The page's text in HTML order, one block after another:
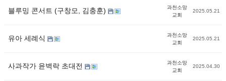
블루밍 콘서트 (구창모, 김충훈)
과천소망
교회
2025.05.21
유아 세례식
과천소망
교회
2025.05.21
사과작가 윤벽락 초대전
과천소망
교회
2025.04.30